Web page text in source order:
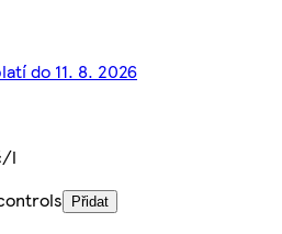
do 11. 8. 2026
l
Přidat